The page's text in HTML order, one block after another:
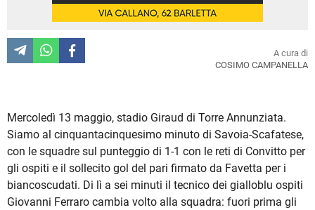
A cura di
COSIMO CAMPANELLA
Mercoledì 13 maggio, stadio Giraud di Torre Annunziata.
Siamo al cinquantacinquesimo minuto di Savoia-Scafatese,
con le squadre sul punteggio di 1-1 con le reti di Convitto per
gli ospiti e il sollecito gol del pari firmato da Favetta per i
biancoscudati. Di lì a sei minuti il tecnico dei gialloblu ospiti
Giovanni Ferraro cambia volto alla squadra: fuori prima gli